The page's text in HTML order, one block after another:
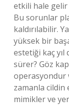
etkili hale
Bu sorunlar
kaldırılabilir.
yüksek bir
estetiği kaç yıl
sürer? Göz
operasyondur
zamanla cildin
mimikler ve